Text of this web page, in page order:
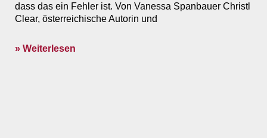
dass das ein Fehler ist. Von ­Vanessa Spanbauer Christl
Clear, österreichische Autorin und
» Weiterlesen